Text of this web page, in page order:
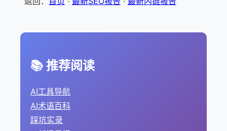
📚 推荐阅读
AI工具导航
AI术语百科
踩坑实录